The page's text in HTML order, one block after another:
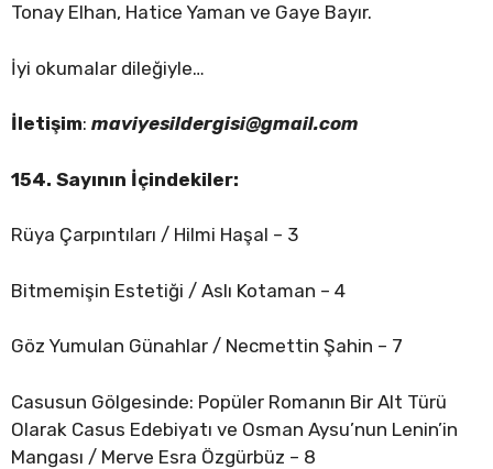
Tonay Elhan, Hatice Yaman ve Gaye Bayır.
İyi okumalar dileğiyle…
İletişim: maviyesildergisi@gmail.com
154. Sayının İçindekiler:
Rüya Çarpıntıları / Hilmi Haşal – 3
Bitmemişin Estetiği / Aslı Kotaman – 4
Göz Yumulan Günahlar / Necmettin Şahin – 7
Casusun Gölgesinde: Popüler Romanın Bir Alt Türü
Olarak Casus Edebiyatı ve Osman Aysu’nun Lenin’in
Mangası / Merve Esra Özgürbüz – 8